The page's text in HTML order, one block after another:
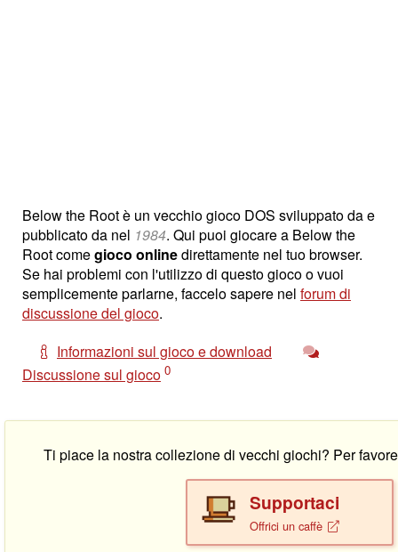
Below the Root è un vecchio gioco DOS sviluppato dae
pubblicato da nel 1984. Qui puoi giocare a Below the
Root comegioco onlinedirettamente nel tuo browser.
Se hai problemi con l'utilizzo di questo gioco o vuoi
semplicemente parlarne, faccelo sapere nel forum di
discussione del gioco.
Informazioni sul gioco e download
Discussione sul gioco 0
Ti piace la nostra collezione di vecchi giochi? Per
Supportaci
Offrici un caffè